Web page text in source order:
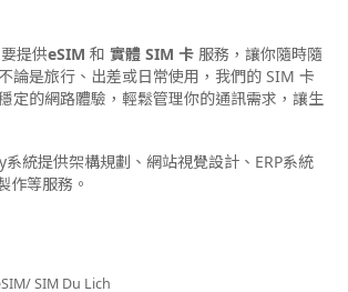
提供eSIM 和 實體 SIM 卡 服務，讓你隨時隨
論是旅行、出差或日常使用，我們的 SIM 卡
定的網路體驗，輕鬆管理你的通訊需求，讓生
統提供架構規劃、網站視覺設計、ERP系統
作等服務。
SIM Du Lich